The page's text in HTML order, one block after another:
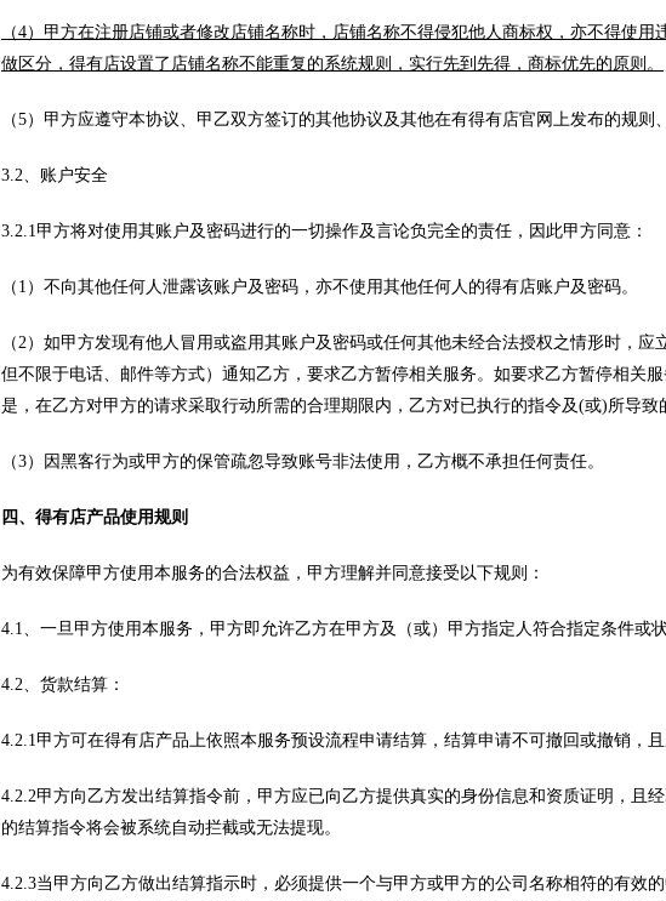
（4）甲方在注册店铺或者修改店铺名称时，店铺名称不得侵犯他人商标权，亦不得使
做区分，得有店设置了店铺名称不能重复的系统规则，实行先到先得，商标优先的原则。
（5）甲方应遵守本协议、甲乙双方签订的其他协议及其他在有得有店官网上发布的规则
3.2、账户安全
3.2.1甲方将对使用其账户及密码进行的一切操作及言论负完全的责任，因此甲方同意：
（1）不向其他任何人泄露该账户及密码，亦不使用其他任何人的得有店账户及密码。
（2）如甲方发现有他人冒用或盗用其账户及密码或任何其他未经合法授权之情形时，
但不限于电话、邮件等方式）通知乙方，要求乙方暂停相关服务。如要求乙方暂停相关
是，在乙方对甲方的请求采取行动所需的合理期限内，乙方对已执行的指令及(或)所导致
（3）因黑客行为或甲方的保管疏忽导致账号非法使用，乙方概不承担任何责任。
四、得有店产品使用规则
为有效保障甲方使用本服务的合法权益，甲方理解并同意接受以下规则：
4.1、一旦甲方使用本服务，甲方即允许乙方在甲方及（或）甲方指定人符合指定条件或
4.2、货款结算：
4.2.1甲方可在得有店产品上依照本服务预设流程申请结算，结算申请不可撤回或撤销，
4.2.2甲方向乙方发出结算指令前，甲方应已向乙方提供真实的身份信息和资质证明，且
的结算指令将会被系统自动拦截或无法提现。
4.2.3当甲方向乙方做出结算指示时，必须提供一个与甲方或甲方的公司名称相符的有效